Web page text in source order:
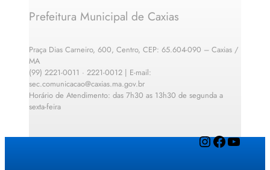
Prefeitura Municipal de Caxias
Praça Dias Carneiro, 600, Centro, CEP: 65.604-090 – Caxias /
MA
(99) 2221-0011 · 2221-0012 | E-mail:
sec.comunicacao@caxias.ma.gov.br
Horário de Atendimento: das 7h30 as 13h30 de segunda a
sexta-feira
InstagramFacebook YouTube